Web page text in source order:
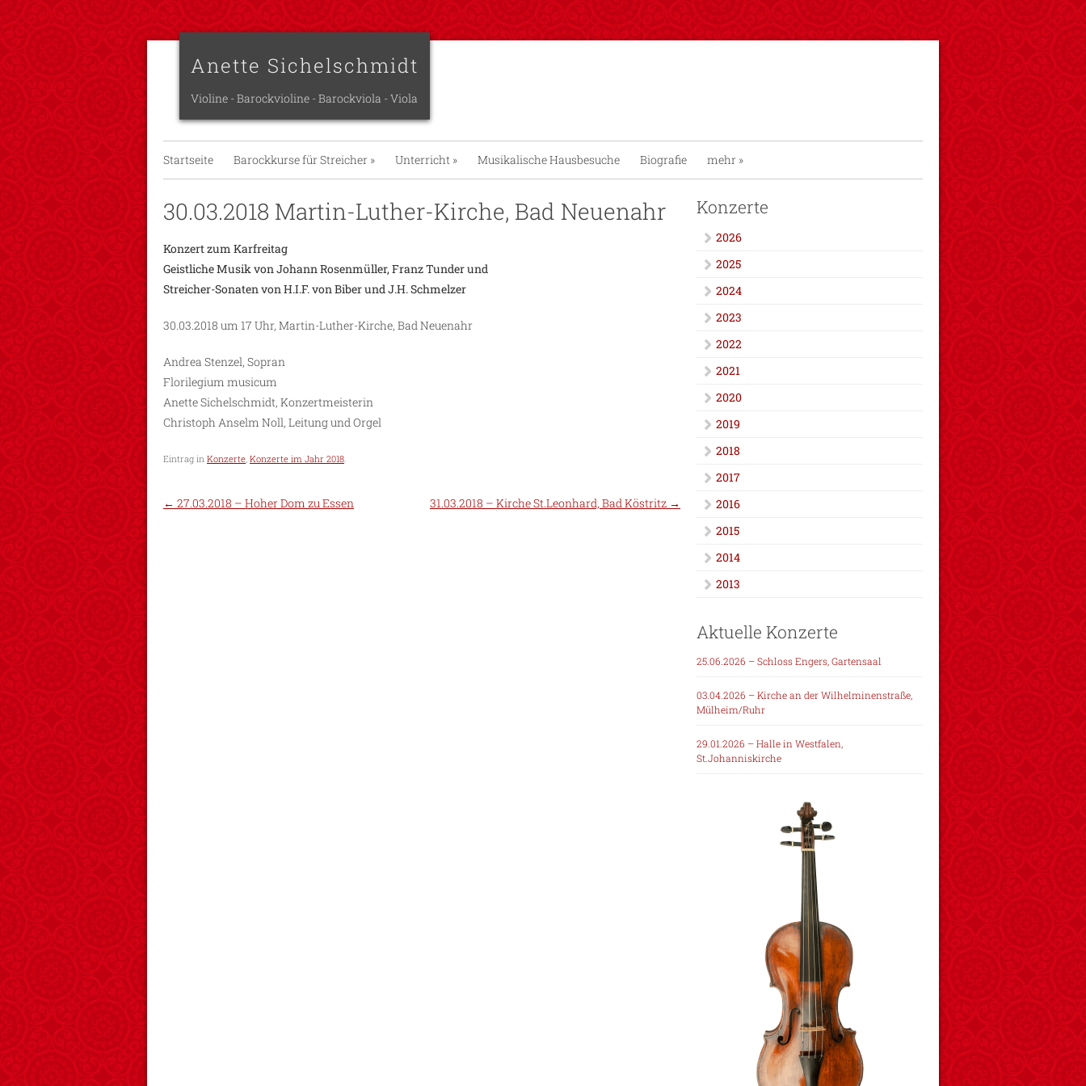
Anette Sichelschmidt
Violine - Barockvioline - Barockviola - Viola
Startseite Barockkurse für Streicher » Unterricht » Musikalische Hausbesuche Biografie mehr »
30.03.2018 Martin-Luther-Kirche, Bad Neuenahr
Konzert zum Karfreitag
Geistliche Musik von Johann Rosenmüller, Franz Tunder und
Streicher-Sonaten von H.I.F. von Biber und J.H. Schmelzer
30.03.2018 um 17 Uhr, Martin-Luther-Kirche, Bad Neuenahr
Andrea Stenzel, Sopran
Florilegium musicum
Anette Sichelschmidt, Konzertmeisterin
Christoph Anselm Noll, Leitung und Orgel
Eintrag in Konzerte, Konzerte im Jahr 2018.
← 27.03.2018 – Hoher Dom zu Essen 31.03.2018 – Kirche St.Leonhard, Bad Köstritz →
Konzerte
2026
2025
2024
2023
2022
2021
2020
2019
2018
2017
2016
2015
2014
2013
Aktuelle Konzerte
25.06.2026 – Schloss Engers, Gartensaal
03.04.2026 – Kirche an der Wilhelminenstraße,
Mülheim/Ruhr
29.01.2026 – Halle in Westfalen,
St.Johanniskirche